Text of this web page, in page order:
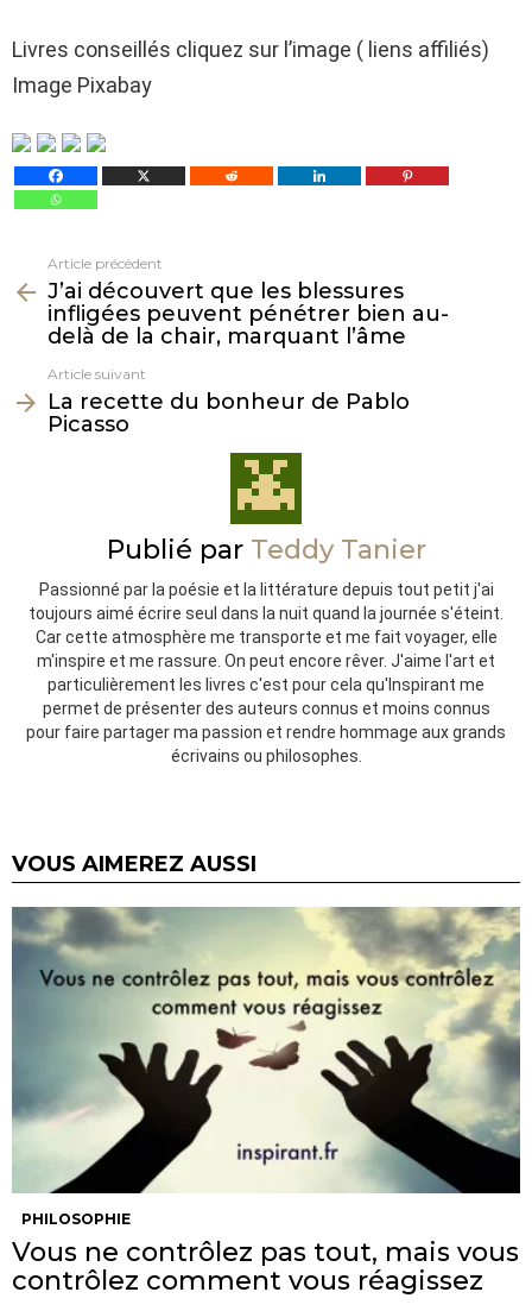
Livres conseillés cliquez sur l’image ( liens affiliés)
Image Pixabay
plus
Article précédent
J’ai découvert que les blessures
infligées peuvent pénétrer bien au-
delà de la chair, marquant l’âme
Article suivant
La recette du bonheur de Pablo
Picasso
Publié par Teddy Tanier
Passionné par la poésie et la littérature depuis tout petit j'ai
toujours aimé écrire seul dans la nuit quand la journée s'éteint.
Car cette atmosphère me transporte et me fait voyager, elle
m'inspire et me rassure. On peut encore rêver. J'aime l'art et
particulièrement les livres c'est pour cela qu'Inspirant me
permet de présenter des auteurs connus et moins connus
pour faire partager ma passion et rendre hommage aux grands
écrivains ou philosophes.
VOUS AIMEREZ AUSSI
PHILOSOPHIE
Vous ne contrôlez pas tout, mais vous
contrôlez comment vous réagissez